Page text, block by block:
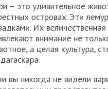
– это удивительное
островах. Эти
Их
внимание не
а целая культура,
вы никогда не видели